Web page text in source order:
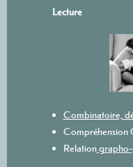
Lecture
Combinatoire,
Compréhension
Relationgrapho-